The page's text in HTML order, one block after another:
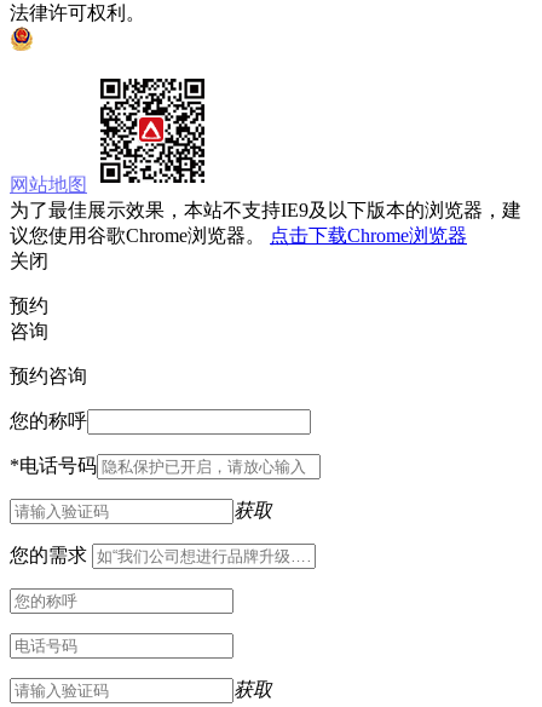
法律许可权利。
网站地图
为了最佳展示效果，本站不支持IE9及以下版本的浏览器，建
议您使用谷歌Chrome浏览器。
点击下载Chrome浏览器
关闭
预约
咨询
预约咨询
您的称呼
*电话号码
获取
您的需求
获取